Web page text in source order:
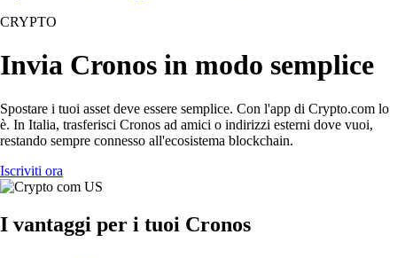
CRYPTO
Invia Cronos in modo semplice
Spostare i tuoi asset deve essere semplice. Con l'app di Crypto.com lo
è. In Italia, trasferisci Cronos ad amici o indirizzi esterni dove vuoi,
restando sempre connesso all'ecosistema blockchain.
Iscriviti ora
I vantaggi per i tuoi Cronos